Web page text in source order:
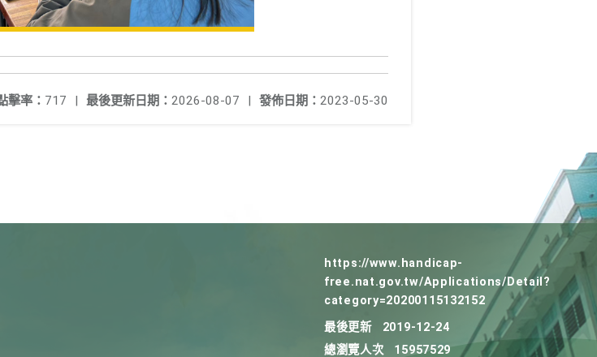
發佈日期： 2023-05-30
最後更新日期： 2026-08-07 |
擊率： 717 |
https://www.handicap-
free.nat.gov.tw/Applications/Detail?
category=20200115132152
最後更新
2019-12-24
總瀏覽人次
15957529